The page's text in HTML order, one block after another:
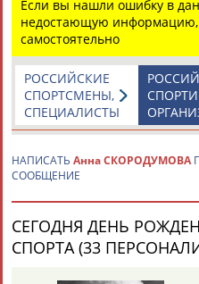
Каримжан
АБДРАХМАНОВ
Аделя
АБДРАХМАНОВА
Рамазан
АБДУЛАЕВ
Тагир
АБДУЛАЕВ
Камалудин
АБДУЛДАУДОВ
Абдула
Если вы нашли ошибку в
недостающую информацию,
самостоятельно
РОССИЙСКИЕ
СПОРТСМЕНЫ,
СПЕЦИАЛИСТЫ
НАПИСАТЬ Анна СКОРОДУМОВА
СООБЩЕНИЕ
СЕГОДНЯ ДЕНЬ
СПОРТА (33